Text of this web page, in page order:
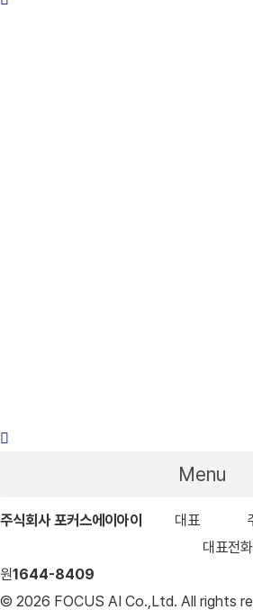
Menu
주식회사 포커스에이아이 대표
대표전화
원1644-8409
© 2026 FOCUS AI Co.,Ltd. All rights